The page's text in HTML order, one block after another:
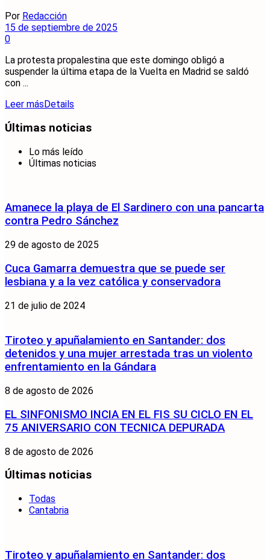
Por Redacción
15 de septiembre de 2025
0
La protesta propalestina que este domingo obligó a
suspender la última etapa de la Vuelta en Madrid se saldó
con ...
Leer más Details
Últimas noticias
Lo más leído
Últimas noticias
Amanece la playa de El Sardinero con una pancarta
contra Pedro Sánchez
29 de agosto de 2025
Cuca Gamarra demuestra que se puede ser
lesbiana y a la vez católica y conservadora
21 de julio de 2024
Tiroteo y apuñalamiento en Santander: dos
detenidos y una mujer arrestada tras un violento
enfrentamiento en la Gándara
8 de agosto de 2026
EL SINFONISMO INCIA EN EL FIS SU CICLO EN EL
75 ANIVERSARIO CON TECNICA DEPURADA
8 de agosto de 2026
Últimas noticias
Todas
Cantabria
Tiroteo y apuñalamiento en Santander: dos